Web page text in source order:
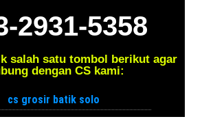
2931-5358
salah satu tombol berikut agar
dengan CS kami: